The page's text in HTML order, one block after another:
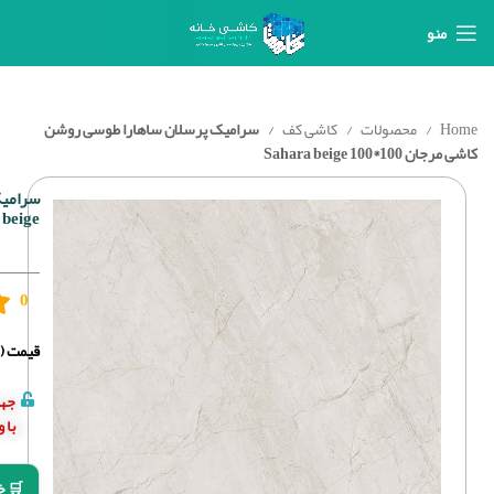
منو
Home محصولات کاشی کف سرامیک پرسلان ساهارا طوسی روشن
کاشی مرجان 100*100 Sahara beige
0
قیمت